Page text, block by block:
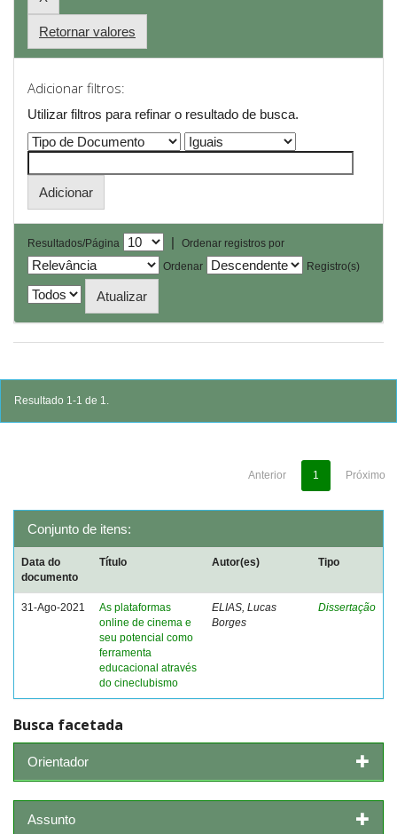
Retornar valores
Adicionar filtros:
Utilizar filtros para refinar o resultado de busca.
Resultados/Página |
Ordenar registros por
Ordenar
Registro(s)
Resultado 1-1 de 1.
Anterior 1 Próximo
Conjunto de itens:
Data do
documento
Título Autor(es) Tipo
31-Ago-2021
As plataformas
online de cinema e
seu potencial como
ferramenta
educacional através
do cineclubismo
ELIAS, Lucas
Borges
Dissertação
Busca facetada
Orientador
Assunto